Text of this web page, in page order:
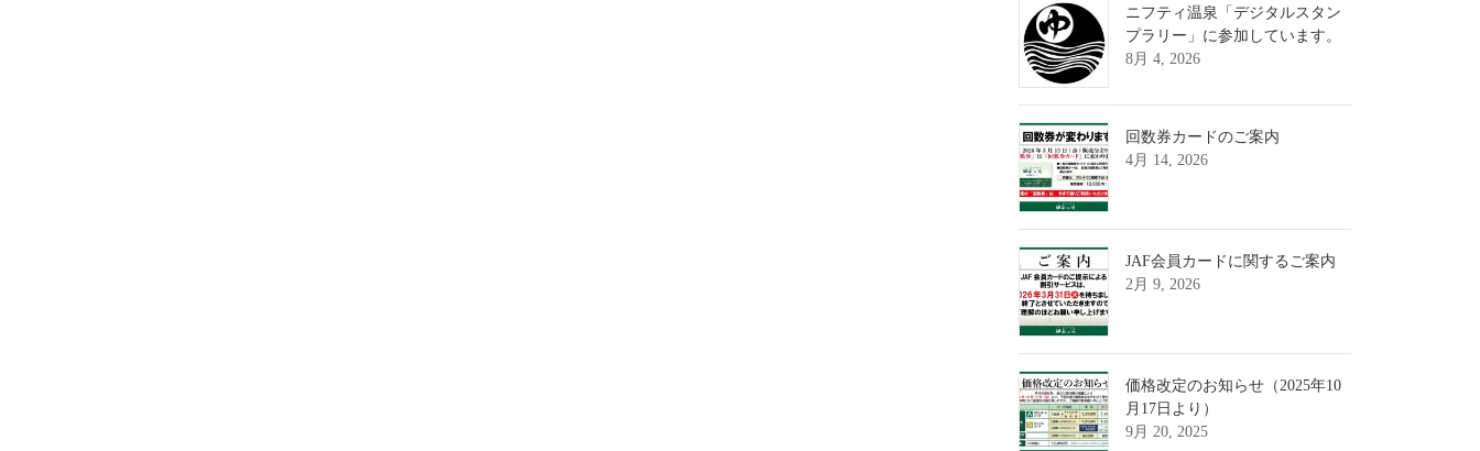
ニフティ温泉「デジタルスタン
プラリー」に参加しています。
8月 4, 2026
回数券カードのご案内
4月 14, 2026
JAF会員カードに関するご案内
2月 9, 2026
価格改定のお知らせ（2025年10
月17日より）
9月 20, 2025